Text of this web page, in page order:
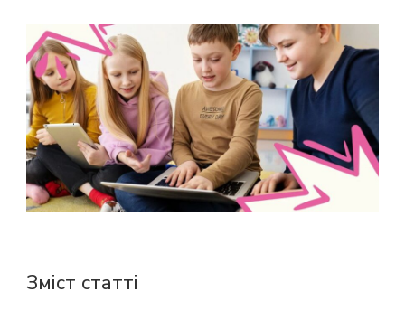
ДОПОМАГАЮТЬ
ШКОЛЯРУ
НАВЧАННЯМ
Зміст статті